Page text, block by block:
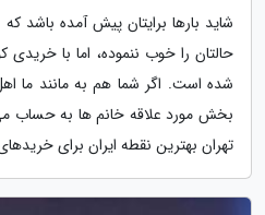
شاید بارها برایتان پیش آمده باشد
حالتان را خوب ننموده، اما با
شده است. اگر شما هم به مانند ما
بخش مورد علاقه خانم ها به حساب
تهران بهترین نقطه ایران برای